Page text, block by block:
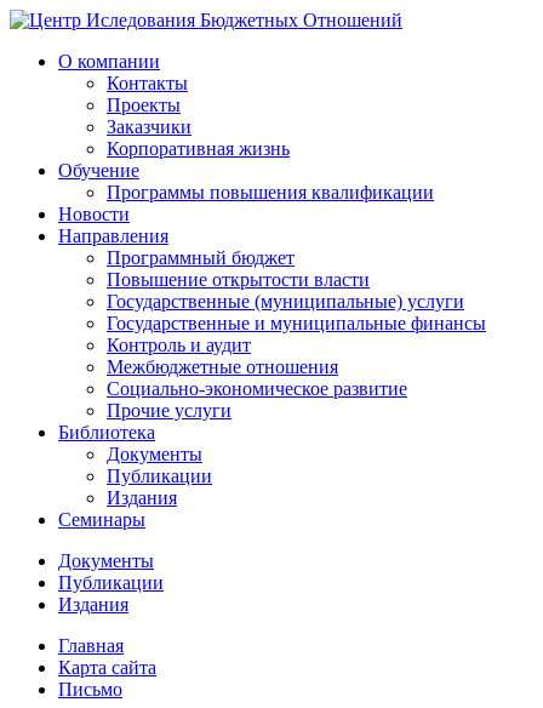
О компании
Контакты
Проекты
Заказчики
Корпоративная жизнь
Обучение
Программы повышения квалификации
Новости
Направления
Программный бюджет
Повышение открытости власти
Государственные (муниципальные) услуги
Государственные и муниципальные финансы
Контроль и аудит
Межбюджетные отношения
Социально-экономическое развитие
Прочие услуги
Библиотека
Документы
Публикации
Издания
Семинары
Документы
Публикации
Издания
Главная
Карта сайта
Письмо